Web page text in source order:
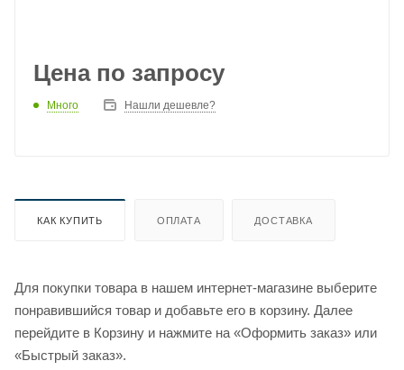
Цена по запросу
Много Нашли дешевле?
КАК КУПИТЬ ОПЛАТА ДОСТАВКА
Для покупки товара в нашем интернет-магазине выберите
понравившийся товар и добавьте его в корзину. Далее
перейдите в Корзину и нажмите на «Оформить заказ» или
«Быстрый заказ».